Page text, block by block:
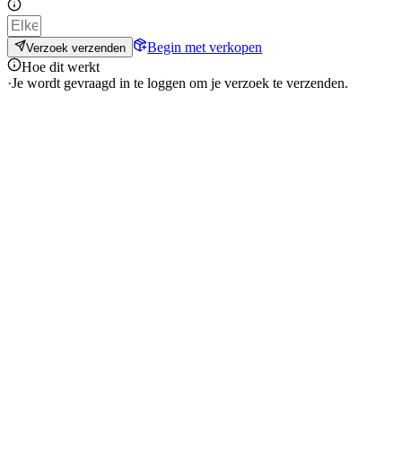
Verzoek verzenden
Begin met verkopen
Hoe dit werkt
·Je wordt gevraagd in te loggen om je verzoek te verzenden.